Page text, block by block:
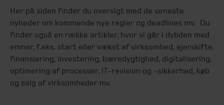
Her på siden finder du oversigt med de seneste
nyheder om kommende nye regler og deadlines mv. Du
finder også en række artikler, hvor vi går i dybden med
emner, f.eks. start eller vækst af virksomhed, ejerskifte,
finansiering, investering, bæredygtighed, digitalisering,
optimering af processer, IT-revision og -sikkerhed, køb
og salg af virksomheder mv.